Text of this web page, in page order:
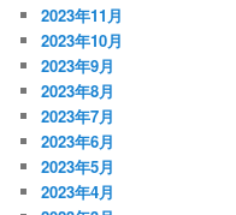
2023年11月
2023年10月
2023年9月
2023年8月
2023年7月
2023年6月
2023年5月
2023年4月